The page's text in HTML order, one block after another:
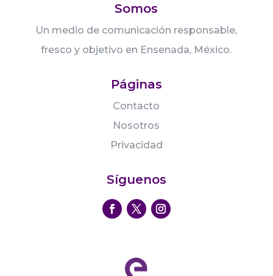
Somos
Un medio de comunicación responsable,
fresco y objetivo en Ensenada, México.
Páginas
Contacto
Nosotros
Privacidad
Síguenos